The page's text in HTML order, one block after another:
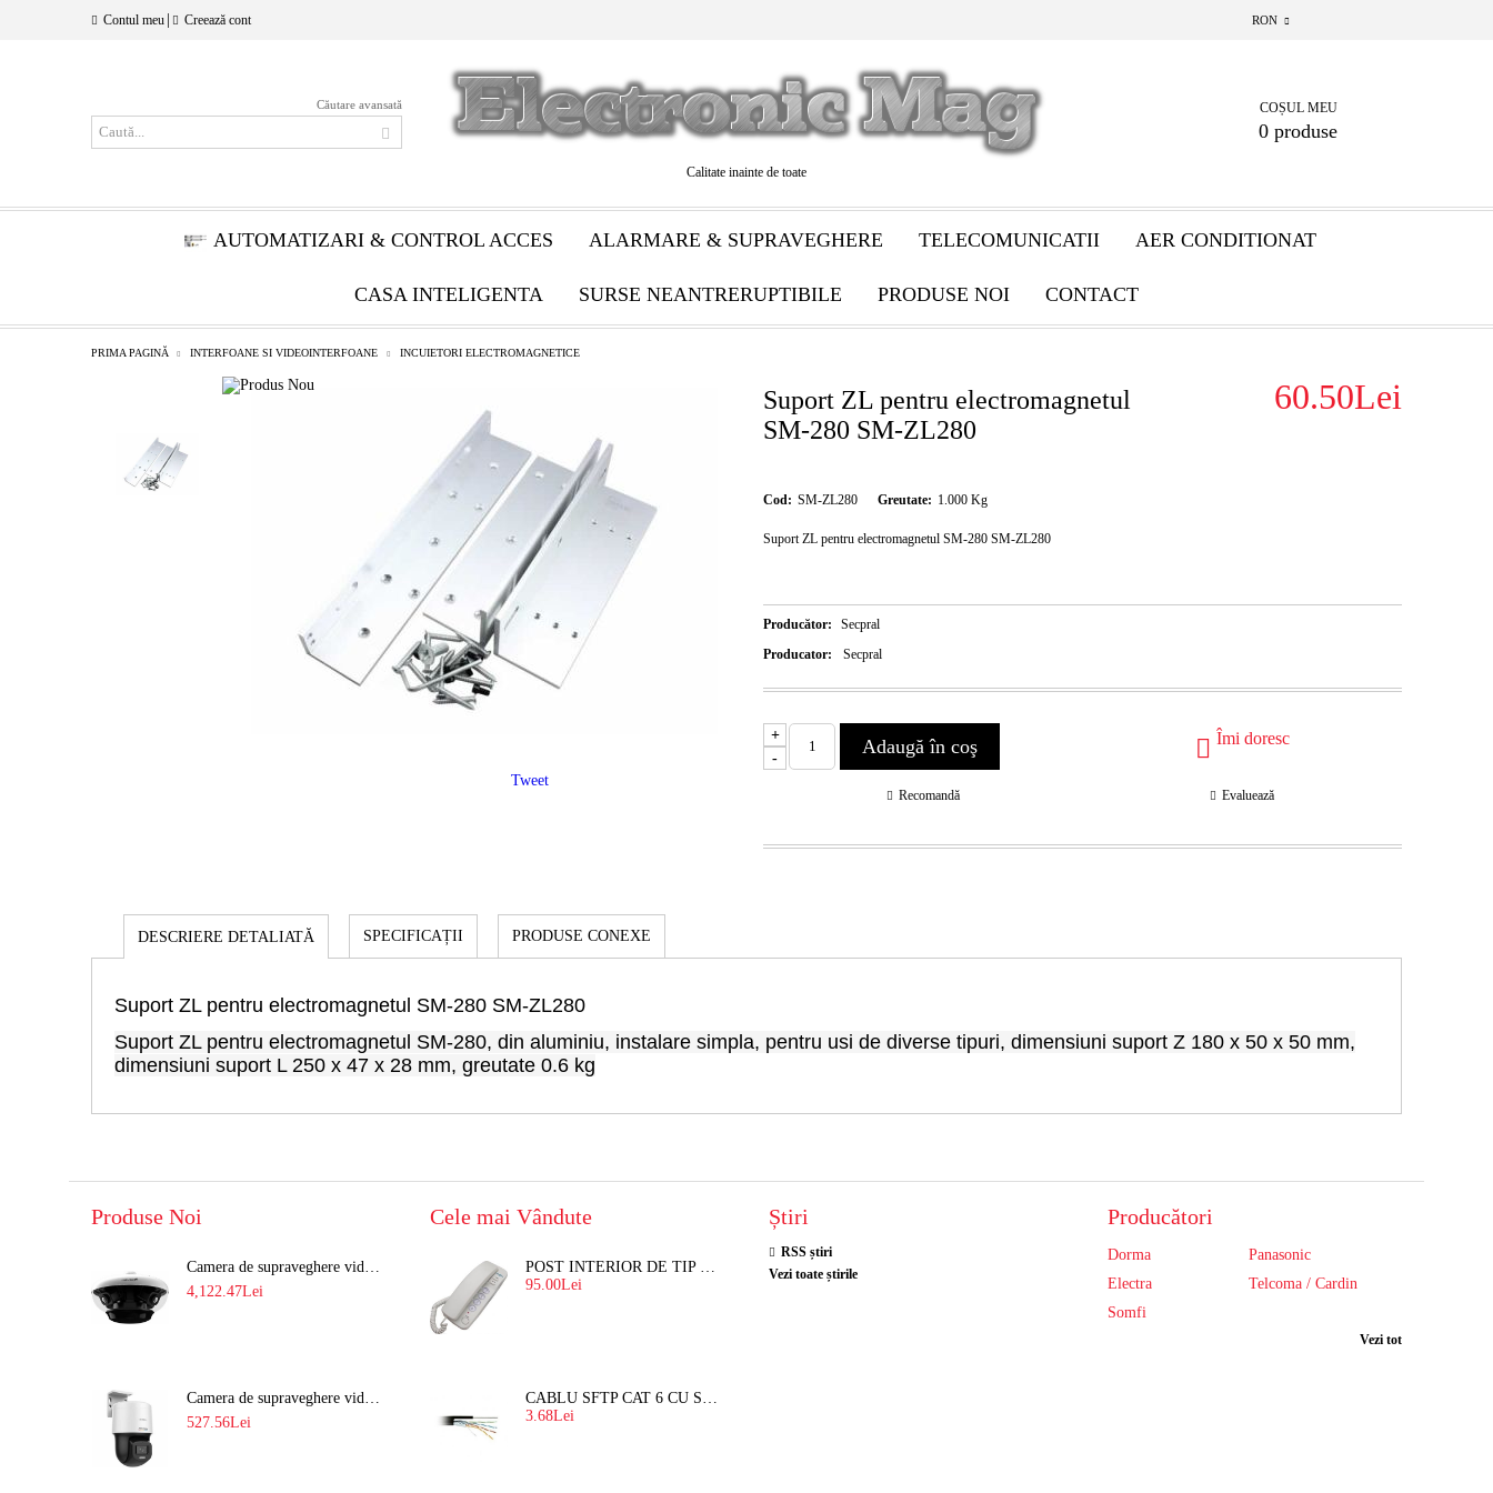
Contul meu Creează cont RON
Căutare avansată
Calitate inainte de toate
COȘUL MEU
0 produse
AUTOMATIZARI & CONTROL ACCES ALARMARE & SUPRAVEGHERE TELECOMUNICATII AER CONDITIONAT
CASA INTELIGENTA SURSE NEANTRERUPTIBILE PRODUSE NOI CONTACT
PRIMA PAGINĂ INTERFOANE SI VIDEOINTERFOANE INCUIETORI ELECTROMAGNETICE
Suport ZL pentru electromagnetul
SM-280 SM-ZL280
60.50Lei
Cod: SM-ZL280 Greutate: 1.000 Kg
Suport ZL pentru electromagnetul SM-280 SM-ZL280
Producător:
Secpral
Producator:
Secpral
+
-
Îmi doresc
Recomandă Evaluează
Tweet
DESCRIERE DETALIATĂ SPECIFICAȚII PRODUSE CONEXE
Suport ZL pentru electromagnetul SM-280 SM-ZL280
Suport ZL pentru electromagnetul SM-280, din aluminiu, instalare simpla, pentru usi de diverse tipuri, dimensiuni suport Z 180 x 50 x 50 mm,
dimensiuni suport L 250 x 47 x 28 mm, greutate 0.6 kg
Produse Noi
Camera de supraveghere video 8MP panoramica de exterior(4x2MP Stitched) Navaio NGC-7482PR
4,122.47Lei
Camera de supraveghere video IP PT 4MP cu lumina alba 30M si lentila fixa Hikvision DS-2DE2C400SCG-E F1
527.56Lei
Cele mai Vândute
POST INTERIOR DE TIP TELEFON RESEL, T8018 PENTRU INTERFON DE BLOC
95.00Lei
CABLU SFTP CAT 6 CU SUFA, DE EXTERIOR 8 FIRE X 0,56 MM
3.68Lei
Știri
RSS știri
Vezi toate știrile
Producători
Dorma
Panasonic
Electra
Telcoma / Cardin
Somfi
Vezi tot